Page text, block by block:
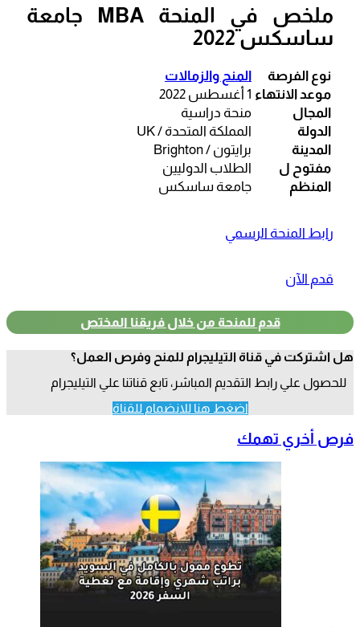
ملخص في المنحة MBA جامعة
ساسكس 2022
نوع الفرصة
المنح والزمالات
موعد الانتهاء 1 أغسطس 2022
المجال
منحة دراسية
الدولة
المملكة المتحدة / UK
المدينة
برايتون / Brighton
مفتوح ل
الطلاب الدوليين
المنظم
جامعة ساسكس
رابط المنحة الرسمي
قدم الآن
قدم للمنحة من خلال فريقنا المختص
هل اشتركت في قناة التيليجرام للمنح وفرص العمل؟
للحصول علي رابط التقديم المباشر، تابع قناتنا علي التيليجرام
اضغط هنا للانضمام للقناة
فرص أخري تهمك